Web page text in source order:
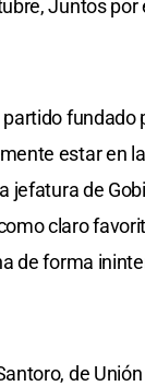
Juntos por
fundado
estar en
jefatura de
claro
de forma
de